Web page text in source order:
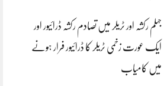
جہلم رکشہ اور ٹریلر میں تصادم رکشہ ڈرائیور اور
ایک عورت زخمی ٹریلر کا ڈرائیور فرار ہونے
میں کامیاب